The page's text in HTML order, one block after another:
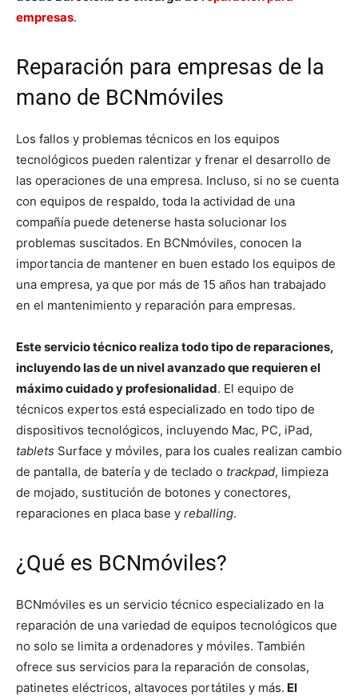
empresas.
Reparación para empresas de la
mano de BCNmóviles
Los fallos y problemas técnicos en los equipos
tecnológicos pueden ralentizar y frenar el desarrollo de
las operaciones de una empresa. Incluso, si no se cuenta
con equipos de respaldo, toda la actividad de una
compañía puede detenerse hasta solucionar los
problemas suscitados. En BCNmóviles, conocen la
importancia de mantener en buen estado los equipos de
una empresa, ya que por más de 15 años han trabajado
en el mantenimiento y reparación para empresas.
Este servicio técnico realiza todo tipo de reparaciones,
incluyendo las de un nivel avanzado que requieren el
máximo cuidado y profesionalidad. El equipo de
técnicos expertos está especializado en todo tipo de
dispositivos tecnológicos, incluyendo Mac, PC, iPad,
tablets Surface y móviles, para los cuales realizan cambio
de pantalla, de batería y de teclado o trackpad, limpieza
de mojado, sustitución de botones y conectores,
reparaciones en placa base y reballing.
¿Qué es BCNmóviles?
BCNmóviles es un servicio técnico especializado en la
reparación de una variedad de equipos tecnológicos que
no solo se limita a ordenadores y móviles. También
ofrece sus servicios para la reparación de consolas,
patinetes eléctricos, altavoces portátiles y más. El